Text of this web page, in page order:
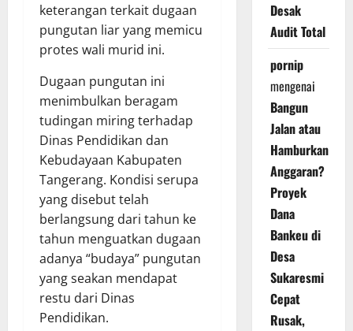
keterangan terkait dugaan
pungutan liar yang memicu
protes wali murid ini.
Dugaan pungutan ini
menimbulkan beragam
tudingan miring terhadap
Dinas Pendidikan dan
Kebudayaan Kabupaten
Tangerang. Kondisi serupa
yang disebut telah
berlangsung dari tahun ke
tahun menguatkan dugaan
adanya “budaya” pungutan
yang seakan mendapat
restu dari Dinas
Pendidikan.
Desak
Audit Total
pornip
mengenai
Bangun
Jalan atau
Hamburkan
Anggaran?
Proyek
Dana
Bankeu di
Desa
Sukaresmi
Cepat
Rusak,